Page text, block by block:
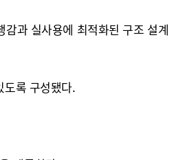
감과 실사용에 최적화된 구조 설계
록 구성됐다.